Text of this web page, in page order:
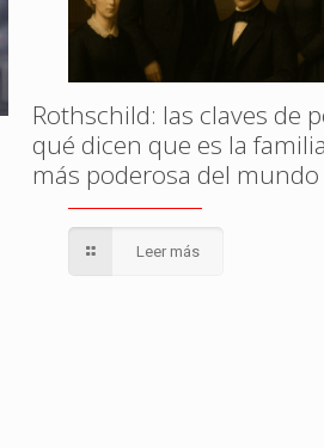
Rothschild: las claves de
qué dicen que es la familia
más poderosa del mundo
Leer más